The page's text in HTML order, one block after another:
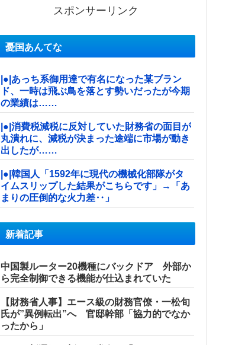
スポンサーリンク
憂国あんてな
|●|あっち系御用達で有名になった某ブラン
ド、一時は飛ぶ鳥を落とす勢いだったが今期
の業績は……
|●|消費税減税に反対していた財務省の面目が
丸潰れに、減税が決まった途端に市場が動き
出したが……
|●|韓国人「1592年に現代の機械化部隊がタ
イムスリップした結果がこちらです」→「あ
まりの圧倒的な火力差‥」
新着記事
中国製ルーター20機種にバックドア 外部か
ら完全制御できる機能が仕込まれていた
【財務省人事】エース級の財務官僚・一松旬
氏が”異例転出”へ 官邸幹部「協力的でなか
ったから」